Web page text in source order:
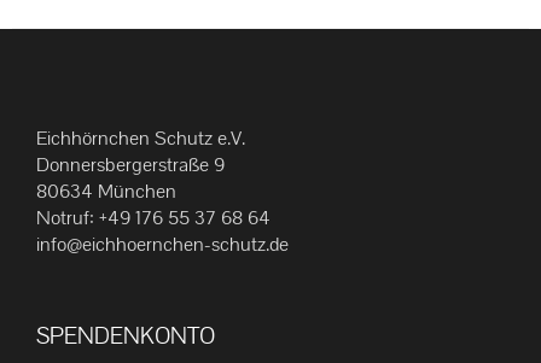
mehrere
Die
Optionen
auf
der
werden
Eichhörnchen Schutz e.V.
Donnersbergerstraße 9
80634 München
Notruf: +49 176 55 37 68 64
info@eichhoernchen-schutz.de
SPENDENKONTO